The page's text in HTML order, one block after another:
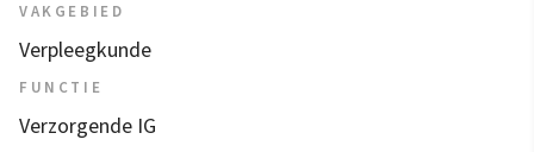
VAKGEBIED
Verpleegkunde
FUNCTIE
Verzorgende IG